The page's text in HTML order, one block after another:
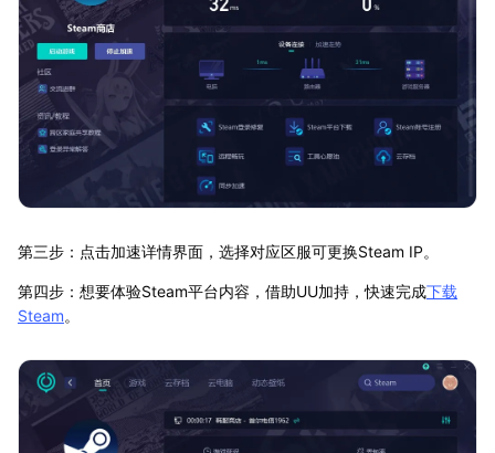
第三步：点击加速详情界面，选择对应区服可更换Steam IP。
第四步：想要体验Steam平台内容，借助UU加持，快速完成下载
Steam。